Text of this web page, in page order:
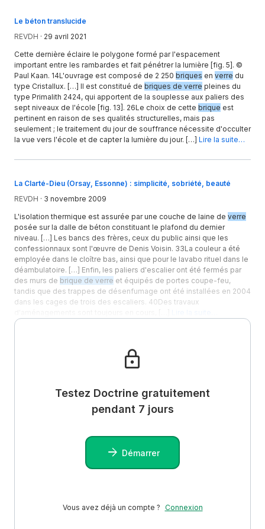
Le béton translucide
REVDH · 29 avril 2021
Cette dernière éclaire le polygone formé par l'espacement
important entre les rambardes et fait pénétrer la lumière [fig. 5]. ©
Paul Kaan. 14L'ouvrage est composé de 2 250 briques en verre du
type Cristallux. […] Il est constitué de briques de verre pleines du
type Primalith 2424, qui apportent de la souplesse aux paliers des
sept niveaux de l'école [fig. 13]. 26Le choix de cette brique est
pertinent en raison de ses qualités structurelles, mais pas
seulement ; le traitement du jour de souffrance nécessite d'occulter
la vue vers l'école et de capter la lumière du jour. […] Lire la suite…
La Clarté-Dieu (Orsay, Essonne) : simplicité, sobriété, beauté
REVDH · 3 novembre 2009
L'isolation thermique est assurée par une couche de laine de verre
posée sur la dalle de béton constituant le plafond du dernier
niveau. […] Les bancs des frères, ceux du public ainsi que les
confessionnaux sont l'œuvre de Denis Voisin. 33La couleur a été
employée dans le cloître bas, ainsi que pour le lavabo rituel dans le
déambulatoire. […] Enfin, les paliers d'escalier ont été fermés par
des murs de brique de verre et équipés de portes coupe-feu,
tandis que des trappes de désenfumage ont été installées en 2004
dans les cages de trois des escaliers. 40Des travaux
Testez Doctrine gratuitement
pendant 7 jours
Démarrer
Vous avez déjà un compte ? Connexion